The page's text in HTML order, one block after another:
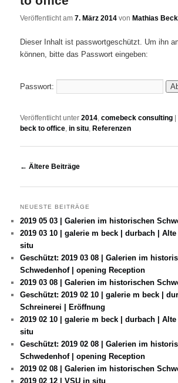
Veröffentlicht am7. März 2014 von Mathias Beck
Dieser Inhalt ist passwortgeschützt. Um ihn
können, bitte das Passwort eingeben:
Passwort:
Veröffentlicht unter 2014 ,comebeck consulting |
beck to office ,in situ ,Referenzen
Beitrags-Navigation
← Ältere Beiträge
NEUESTE BEITRÄGE
2019 05 03 | Galerien im historischen
2019 03 10 | galerie m beck | durbach |
situ
Geschützt: 2019 03 08 | Galerien im
Schwedenhof | opening Reception
2019 03 08 | Galerien im historischen
Geschützt: 2019 02 10 | galerie m beck |
Schreinerei | Eröffnung
2019 02 10 | galerie m beck | durbach |
situ
Geschützt: 2019 02 08 | Galerien im
Schwedenhof | opening Reception
2019 02 08 | Galerien im historischen
2019 02 12 | VSU in situ